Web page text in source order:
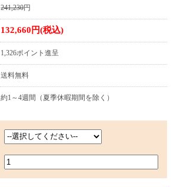
241,230円
132,660円(税込)
1,326ポイント進呈
送料無料
約1～4週間（夏季休暇期間を除く）